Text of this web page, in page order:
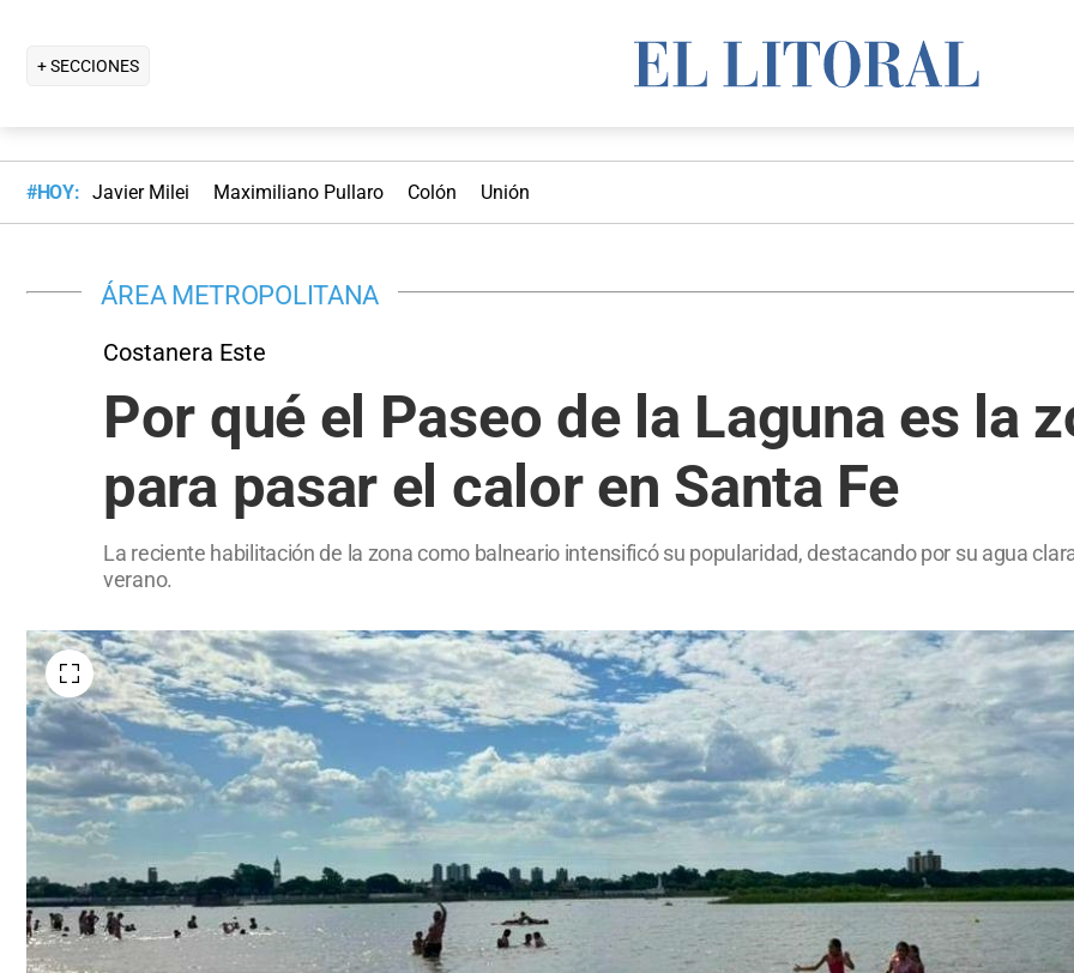
+ SECCIONES
#HOY: Javier Milei Maximiliano Pullaro Colón Unión
ÁREA METROPOLITANA
Costanera Este
Por qué el Paseo de la Laguna es la
para pasar el calor en Santa Fe
La reciente habilitación de la zona como balneario intensificó su popularidad, destacando por su agua
verano.